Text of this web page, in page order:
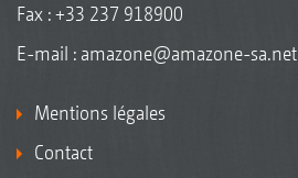
Fax : +33 237 918900
E-mail : amazone@amazone-sa.net
Mentions légales
Contact